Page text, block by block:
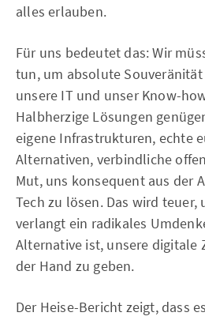
alles erlauben.
Für uns bedeutet das: Wir
tun, um absolute
unsere IT und unser Know-
Halbherzige Lösungen
eigene Infrastrukturen, echte
Alternativen, verbindliche
Mut, uns konsequent aus der
Tech zu lösen. Das wird teuer,
verlangt ein radikales
Alternative ist, unsere digitale
der Hand zu geben.
Der Heise-Bericht zeigt, dass